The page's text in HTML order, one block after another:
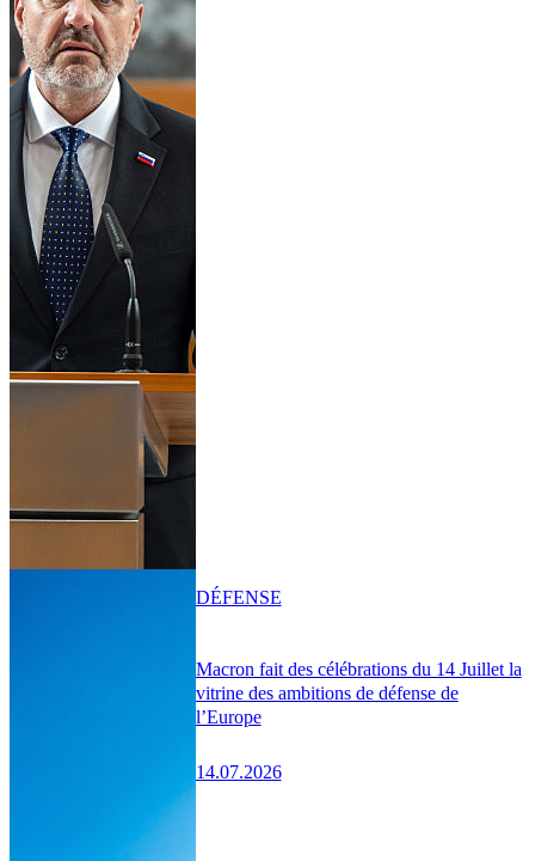
Macron fait des célébrations du 14 Juillet la
vitrine des ambitions de défense de
l’Europe
14.07.2026
DÉFENSE